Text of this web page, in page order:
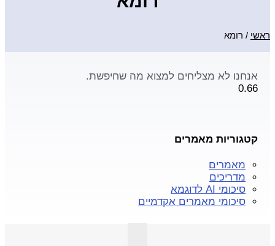
ראשי / רומא
אנחנו לא מצליחים למצוא מה שחיפשת.
קטגוריות מאמרים
מאמרים
מדריכים
סיכומי AI לדוגמא
סיכומי מאמרים אקדמיים